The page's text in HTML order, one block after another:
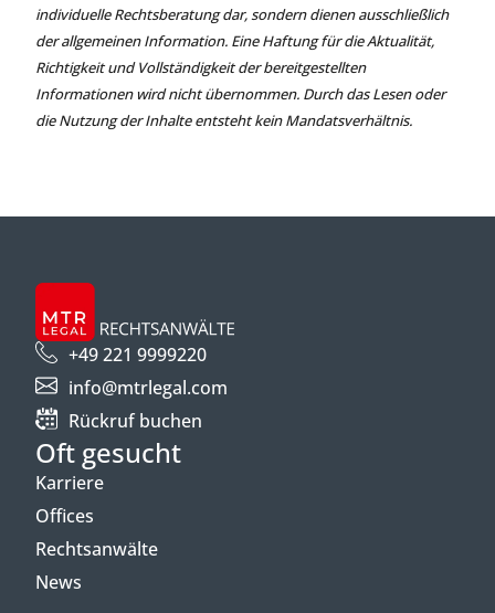
individuelle Rechtsberatung dar, sondern dienen ausschließlich
der allgemeinen Information. Eine Haftung für die Aktualität,
Richtigkeit und Vollständigkeit der bereitgestellten
Informationen wird nicht übernommen. Durch das Lesen oder
die Nutzung der Inhalte entsteht kein Mandatsverhältnis.
+49 221 9999220
info@mtrlegal.com
Rückruf buchen
Oft gesucht
Karriere
Offices
Rechtsanwälte
News